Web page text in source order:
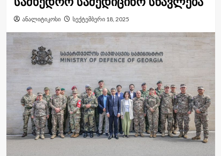
ანალიტიკოსი სექტემბერი 18, 2025